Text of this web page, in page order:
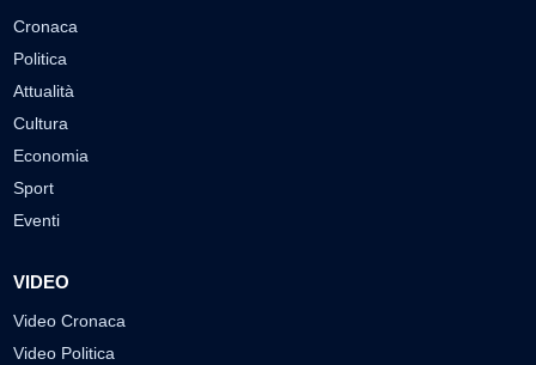
Cronaca
Politica
Attualità
Cultura
Economia
Sport
Eventi
VIDEO
Video Cronaca
Video Politica